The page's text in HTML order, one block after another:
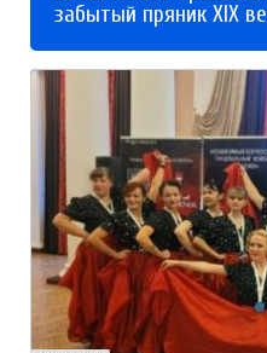
забытый пряник XIX